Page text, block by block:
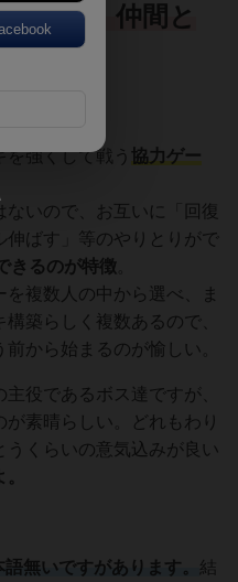
げて、仲間と
強くして戦う 協力ゲー
いので、お互いに「回復
伸ばす」等のやりとりがで
きるのが特徴
複数人の中から選べ、ま
築らしく複数あるので、
から始まるのが愉しい。
役であるボス達ですが、
素晴らしい。どれもわり
うくらいの意気込みが良い
。
無いですがあります。 結